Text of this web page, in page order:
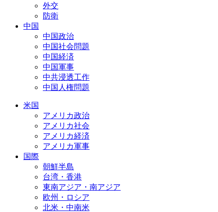
外交
防衛
中国
中国政治
中国社会問題
中国経済
中国軍事
中共浸透工作
中国人権問題
米国
アメリカ政治
アメリカ社会
アメリカ経済
アメリカ軍事
国際
朝鮮半島
台湾・香港
東南アジア・南アジア
欧州・ロシア
北米・中南米